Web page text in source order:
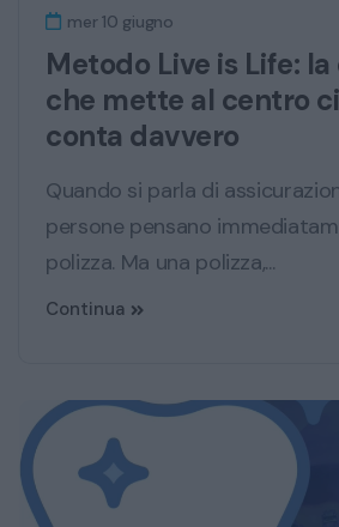
mer 10 giugno
Metodo Live is Life:
che mette al centro
conta davvero
Quando si parla di
persone pensano
polizza. Ma una polizza,...
Continua